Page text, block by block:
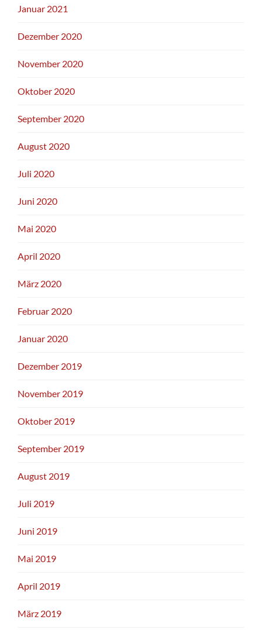
Januar 2021
Dezember 2020
November 2020
Oktober 2020
September 2020
August 2020
Juli 2020
Juni 2020
Mai 2020
April 2020
März 2020
Februar 2020
Januar 2020
Dezember 2019
November 2019
Oktober 2019
September 2019
August 2019
Juli 2019
Juni 2019
Mai 2019
April 2019
März 2019